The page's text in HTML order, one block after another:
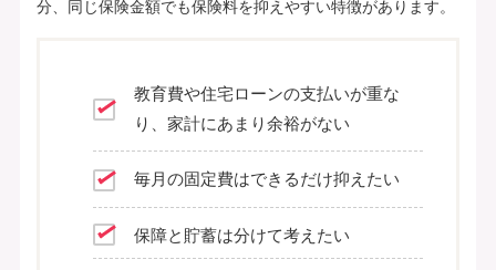
分、同じ保険金額でも保険料を抑えやすい特徴があります。
教育費や住宅ローンの支払いが重な
り、家計にあまり余裕がない
毎月の固定費はできるだけ抑えたい
保障と貯蓄は分けて考えたい